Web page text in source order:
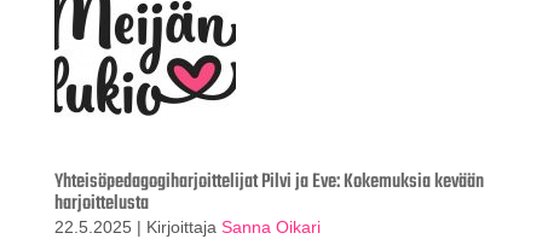
Yhteisöpedagogiharjoittelijat Pilvi ja Eve: Kokemuksia kevään
harjoittelusta
22.5.2025 | Kirjoittaja Sanna Oikari